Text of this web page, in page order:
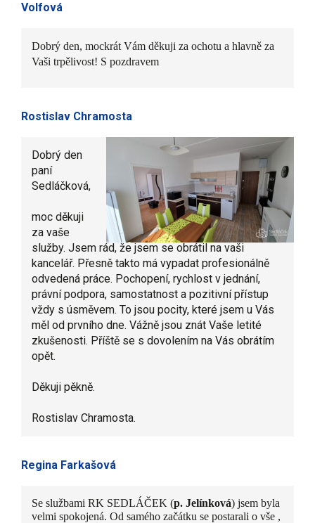
Volfová
Dobrý den, mockrát Vám děkuji za ochotu a hlavně za
Vaši trpělivost! S pozdravem
Rostislav Chramosta
Dobrý den
paní
Sedláčková,
moc děkuji
za vaše
služby. Jsem rád, že jsem se obrátil na vaši
kancelář. Přesně takto má vypadat profesionálně
odvedená práce. Pochopení, rychlost v jednání,
právní podpora, samostatnost a pozitivní přístup
vždy s úsměvem. To jsou pocity, které jsem u Vás
měl od prvního dne. Vážně jsou znát Vaše letité
zkušenosti. Příště se s dovolením na Vás obrátím
opět.
Děkuji pěkně.
Rostislav Chramosta.
Regina Farkašová
Se službami RK SEDLÁČEK (p. Jelínková) jsem byla
velmi spokojená. Od samého začátku se postarali o vše ,